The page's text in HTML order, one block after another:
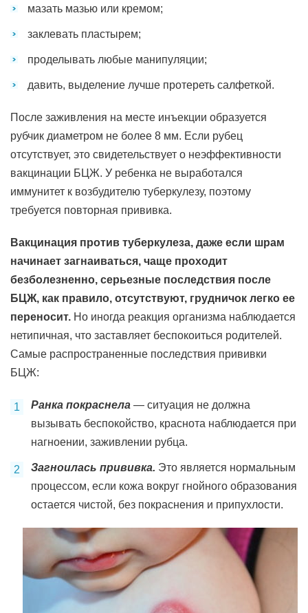
мазать мазью или кремом;
заклевать пластырем;
проделывать любые манипуляции;
давить, выделение лучше протереть салфеткой.
После заживления на месте инъекции образуется
рубчик диаметром не более 8 мм. Если рубец
отсутствует, это свидетельствует о неэффективности
вакцинации БЦЖ. У ребенка не выработался
иммунитет к возбудителю туберкулезу, поэтому
требуется повторная прививка.
Вакцинация против туберкулеза, даже если шрам
начинает загнаиваться, чаще проходит
безболезненно, серьезные последствия после
БЦЖ, как правило, отсутствуют, грудничок легко ее
переносит. Но иногда реакция организма наблюдается
нетипичная, что заставляет беспокоиться родителей.
Самые распространенные последствия прививки
БЦЖ:
Ранка покраснела — ситуация не должна
вызывать беспокойство, краснота наблюдается при
нагноении, заживлении рубца.
Загноилась прививка. Это является нормальным
процессом, если кожа вокруг гнойного образования
остается чистой, без покраснения и припухлости.